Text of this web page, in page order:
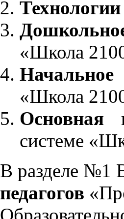
Технологии
«Школа
Начальное
«Школа
Основная
системе
В разделе №1
педагогов